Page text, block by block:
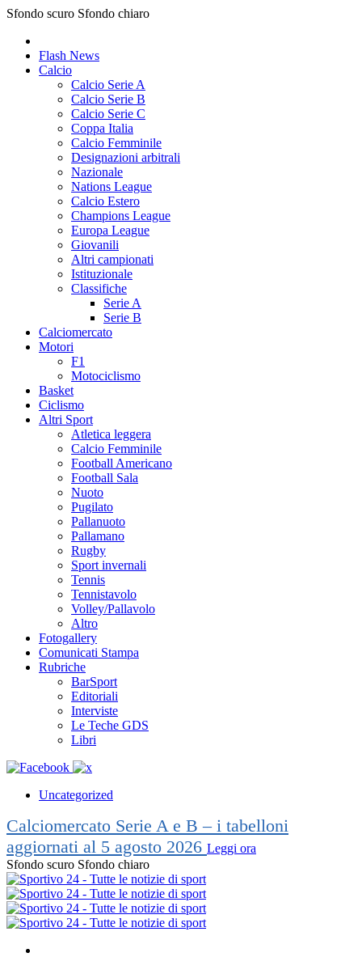
Sfondo scuro Sfondo chiaro
Flash News
Calcio
Calcio Serie A
Calcio Serie B
Calcio Serie C
Coppa Italia
Calcio Femminile
Designazioni arbitrali
Nazionale
Nations League
Calcio Estero
Champions League
Europa League
Giovanili
Altri campionati
Istituzionale
Classifiche
Serie A
Serie B
Calciomercato
Motori
F1
Motociclismo
Basket
Ciclismo
Altri Sport
Atletica leggera
Calcio Femminile
Football Americano
Football Sala
Nuoto
Pugilato
Pallanuoto
Pallamano
Rugby
Sport invernali
Tennis
Tennistavolo
Volley/Pallavolo
Altro
Fotogallery
Comunicati Stampa
Rubriche
BarSport
Editoriali
Interviste
Le Teche GDS
Libri
Uncategorized
Calciomercato Serie A e B – i tabelloni
aggiornati al 5 agosto 2026 Leggi ora
Sfondo scuro Sfondo chiaro